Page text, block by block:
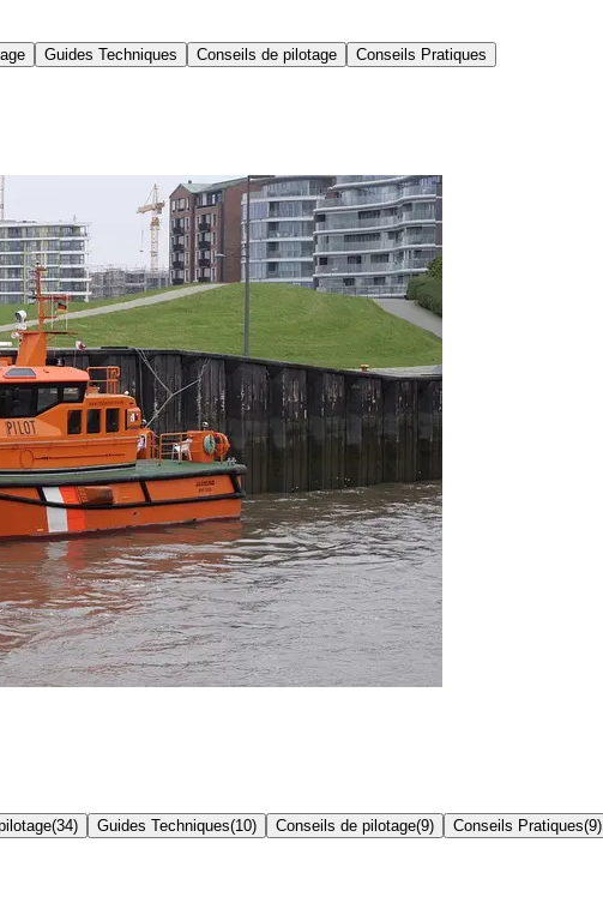
Guides Techniques Conseils de pilotage Conseils Pratiques
(34) Guides Techniques(10) Conseils de pilotage(9) Conseils Pratiques(9)